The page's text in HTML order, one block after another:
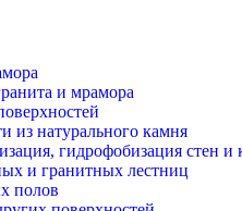
и мрамора
из натурального камня
гидрофобизация стен и
и гранитных лестниц
полов